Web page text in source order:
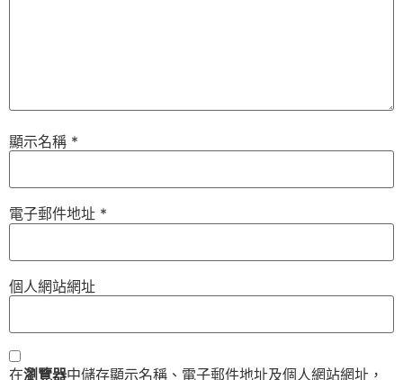
顯示名稱 *
電子郵件地址 *
個人網站網址
在瀏覽器中儲存顯示名稱、電子郵件地址及個人網站網址，